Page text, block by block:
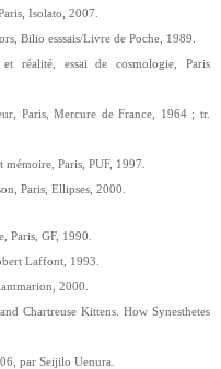
Isolato, 2007.
Bilio esssais/Livre de Poche, 1989.
essai de cosmologie, Paris
Paris, Mercure de France, 1964 ; tr.
Paris, PUF, 1997.
Paris, Ellipses, 2000.
GF, 1990.
Laffont, 1993.
2000.
Chartreuse Kittens. How Synesthetes
par Seijilo Uenura.